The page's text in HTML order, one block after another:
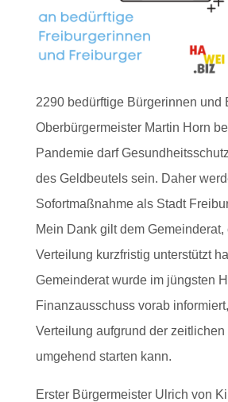
2290 bedürftige Bürgerinnen und
Oberbürgermeister Martin Horn
Pandemie darf
des Geldbeutels sein. Daher
Sofortmaßnahme als Stadt
Mein Dank gilt dem
Verteilung kurzfristig unterstützt
Gemeinderat wurde im jüngsten
Finanzausschuss vorab
Verteilung aufgrund der
umgehend starten kann.
Erster Bürgermeister Ulrich von